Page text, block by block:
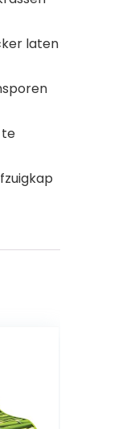
laten
te